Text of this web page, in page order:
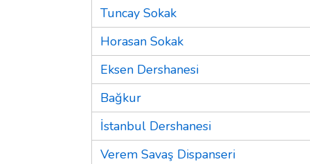
Tuncay Sokak
Horasan Sokak
Eksen Dershanesi
Bağkur
İstanbul Dershanesi
Verem Savaş Dispanseri